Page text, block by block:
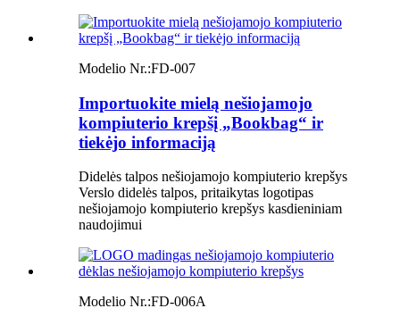
Modelio Nr.:FD-007
Importuokite mielą nešiojamojo
kompiuterio krepšį „Bookbag“ ir
tiekėjo informaciją
Didelės talpos nešiojamojo kompiuterio krepšys
Verslo didelės talpos, pritaikytas logotipas
nešiojamojo kompiuterio krepšys kasdieniniam
naudojimui
Modelio Nr.:FD-006A